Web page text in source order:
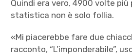
Quindi era vero, 4900 volte più
statistica non è solo follia.
«Mi piacerebbe fare due
racconto, “L’imponderabile”,